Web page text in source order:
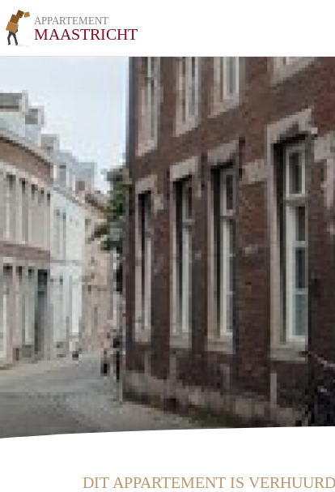
APPARTEMENT
MAASTRICHT
DIT APPARTEMENT IS VERHUURD